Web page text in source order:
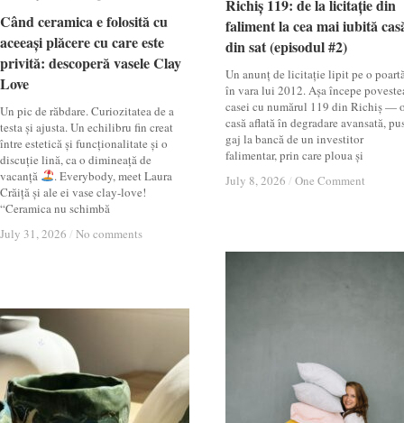
Când ceramica e folosită cu
aceeași plăcere cu care este
privită: descoperă vasele Clay
Love
Un pic de răbdare. Curiozitatea de a
testa și ajusta. Un echilibru fin creat
între estetică și funcționalitate și o
discuție lină, ca o dimineață de
vacanță
. Everybody, meet Laura
Crăiță și ale ei vase clay-love!
“Ceramica nu schimbă
July 31, 2026 / No comments
Când ceramica e folosită cu
aceeași plăcere cu care este
privită: descoperă vasele Clay
Love
July 31, 2026 / No comments
Richiș 119: de la licitație din
faliment la cea mai iubită
din sat (episodul #2)
Un anunț de licitație lipit pe o
în vara lui 2012. Așa începe
casei cu numărul 119 din Richiș —
casă aflată în degradare avansată,
gaj la bancă de un investitor
falimentar, prin care ploua și
July 8, 2026 / One Comment
Richiș 119: de la licitație din
faliment la cea mai iubită
din sat (episodul #2)
July 8, 2026 / One Comment